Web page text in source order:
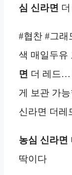
심 신라면
#협찬 #그래
색 매일두유
면 더 레드…
게 보관 가
신라면 더
농심 신라면
딱이다